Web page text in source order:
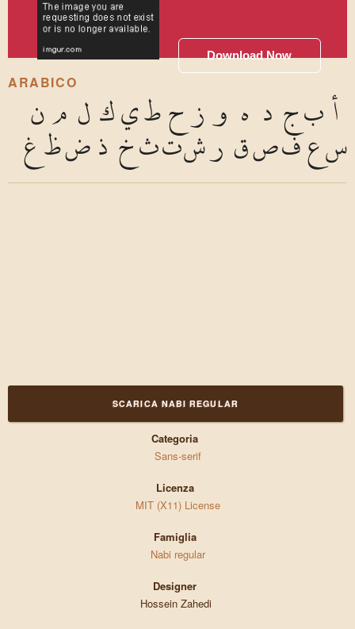
Download Now
ARABICO
أبج د ه و ز حطيك ل م ن
سعفصق رشتثخ ذضظغ
SCARICA NABI REGULAR
Categoria
Sans-serif
Licenza
MIT (X11) License
Famiglia
Nabi regular
Designer
Hossein Zahedi